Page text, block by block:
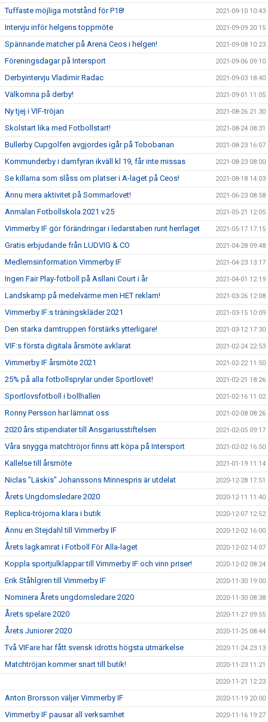
Tuffaste möjliga motstånd för P18! 2021-09-10 10:43
Intervju inför helgens toppmöte 2021-09-09 20:15
Spännande matcher på Arena Ceos i helgen! 2021-09-08 10:23
Föreningsdagar på Intersport 2021-09-06 09:10
Derbyintervju Vladimir Radac 2021-09-03 18:40
Välkomna på derby! 2021-09-01 11:05
Ny tjej i VIF-tröjan 2021-08-26 21:30
Skolstart lika med Fotbollstart! 2021-08-24 08:31
Bullerby Cupgolfen avgjordes igår på Tobobanan 2021-08-23 16:07
Kommunderby i damfyran ikväll kl 19, får inte missas 2021-08-23 08:00
Se killarna som slåss om platser i A-laget på Ceos! 2021-08-18 14:03
Ännu mera aktivitet på Sommarlovet! 2021-06-23 08:58
Anmälan Fotbollskola 2021 v.25 2021-05-21 12:05
Vimmerby IF gör förändringar i ledarstaben runt herrlaget 2021-05-17 17:15
Gratis erbjudande från LUDVIG & CO 2021-04-28 09:48
Medlemsinformation Vimmerby IF 2021-04-23 13:17
Ingen Fair Play-fotboll på Asllani Court i år 2021-04-01 12:19
Landskamp på medelvärme men HET reklam! 2021-03-26 12:08
Vimmerby IF:s träningskläder 2021 2021-03-15 10:09
Den starka damtruppen förstärks ytterligare! 2021-03-12 17:30
VIF:s första digitala årsmöte avklarat 2021-02-24 22:53
Vimmerby IF årsmöte 2021 2021-02-22 11:50
25% på alla fotbollsprylar under Sportlovet! 2021-02-21 18:26
Sportlovsfotboll i bollhallen 2021-02-16 11:02
Ronny Persson har lämnat oss 2021-02-08 08:26
2020 års stipendiater till Ansgariusstiftelsen 2021-02-05 09:17
Våra snygga matchtröjor finns att köpa på Intersport 2021-02-02 16:50
Kallelse till årsmöte 2021-01-19 11:14
Niclas "Läskis" Johanssons Minnespris är utdelat 2020-12-28 17:51
Årets Ungdomsledare 2020 2020-12-11 11:40
Replica-tröjorna klara i butik 2020-12-07 12:52
Ännu en Stejdahl till Vimmerby IF 2020-12-02 16:00
Årets lagkamrat i Fotboll För Alla-laget 2020-12-02 14:07
Koppla sportjulklappar till Vimmerby IF och vinn priser! 2020-12-02 08:24
Erik Ståhlgren till Vimmerby IF 2020-11-30 19:00
Nominera Årets ungdomsledare 2020 2020-11-30 08:38
Årets spelare 2020 2020-11-27 09:55
Årets Juniorer 2020 2020-11-25 08:44
Två VIFare har fått svensk idrotts högsta utmärkelse 2020-11-24 23:13
Matchtröjan kommer snart till butik! 2020-11-23 11:21
2020-11-21 12:23
Anton Brorsson väljer Vimmerby IF 2020-11-19 20:00
Vimmerby IF pausar all verksamhet 2020-11-16 19:27